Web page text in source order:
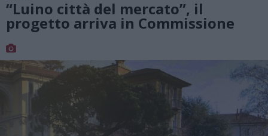
“Luino città del mercato”, il
progetto arriva in Commissione